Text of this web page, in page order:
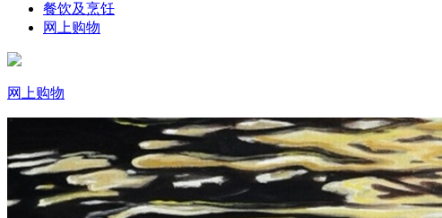
餐饮及烹饪
网上购物
网上购物